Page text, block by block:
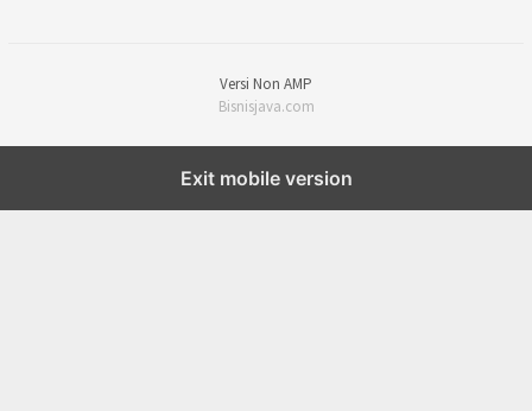
Versi Non AMP
Bisnisjava.com
Exit mobile version